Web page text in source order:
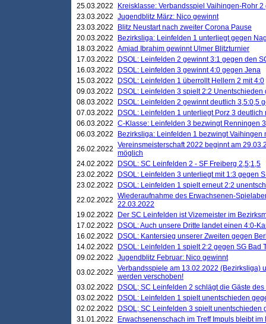
25.03.2022
Kreisklasse: Verbandsspiel Vaihingen-Rohr
23.03.2022 Jugendblitz März: Nico gewinnt
23.03.2022
Blitz Neustart nach zweiter Corona Pause
20.03.2022
Bezirksliga: Leinfelden 1 unterliegt gegen
18.03.2022 Amjad Ibrahim gewinnt Ulmer Blitzturnier
17.03.2022
DSOL: Leinfelden 2 gewinnt 3:1 gegen den
16.03.2022
DSOL: Leinfelden 3 gewinnt 4:0 gegen Jena
15.03.2022
DSOL: Leinfelden 1 überrollt Hellern 2 mit 4:0
09.03.2022
DSOL: Leinfelden 3 spielt 2:2 Unentschieden
08.03.2022
DSOL: Leinfelden 2 gewinnt deutlich 3,5:0,5
07.03.2022
DSOL: Leinfelden 1 unterliegt Porz 3 deutlich
06.03.2022 C-Klasse: Leinfelden 3 bezwingt Renningen
06.03.2022
Bezirksliga: Leinfelden 1 bezwingt Vaihingen
26.02.2022 Vereinsmeisterschaft 2022 beginnt am
möglich
24.02.2022
DSOL: SC Leinfelden 2 - SF Freiberg 2,5;1,5
23.02.2022
DSOL: Leinfelden 3 unterliegt mit 1:3 gegen
23.02.2022
DSOL: Leinfelden 1 spielt erneut 2:2
22.02.2022 Wiederaufnahme des Erwachsenen-
22.03.2022
19.02.2022
Der SC Leinfelden ist Vizemeister im
17.02.2022
DSOL: Auch unsere Dritte landet einen 4:0-
16.02.2022
DSOL: Kantersieg unserer Zweiten gegen
14.02.2022
DSOL: Leinfelden 1 spielt 2:2 gegen SG Bad
09.02.2022 Jugendblitz Februar: Nico gewinnt
03.02.2022 Verbandsspiele am 13.02.2022 (Bezirksliga)
werden verschoben!
03.02.2022
DSOL; SC Leinfelden 2 schlägt die Gäste
03.02.2022
DSOL: Leinfelden 1 spielt unentschieden
02.02.2022
DSOL; SC Leinfelden 3 spielt unentschieden
31.01.2022
Erwachsenenschach im Treff Impuls bleibt